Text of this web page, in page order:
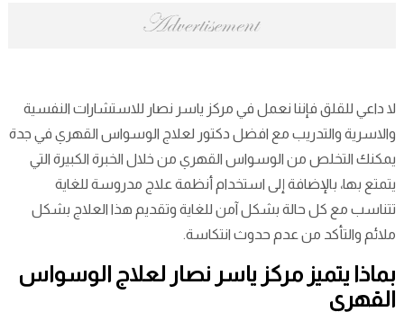
لا داعي للقلق فإننا نعمل في مركز ياسر نصار للاستشارات النفسية
والاسرية والتدريب مع افضل دكتور لعلاج الوسواس القهري في جدة
يمكنك التخلص من الوسواس القهري من خلال الخبرة الكبيرة التي
يتمتع بها، بالإضافة إلى استخدام أنظمة علاج مدروسة للغاية
تتناسب مع كل حالة بشكل آمن للغاية وتقديم هذا العلاج بشكل
ملائم والتأكد من عدم حدوث انتكاسة.
بماذا يتميز مركز ياسر نصار لعلاج الوسواس
القهري